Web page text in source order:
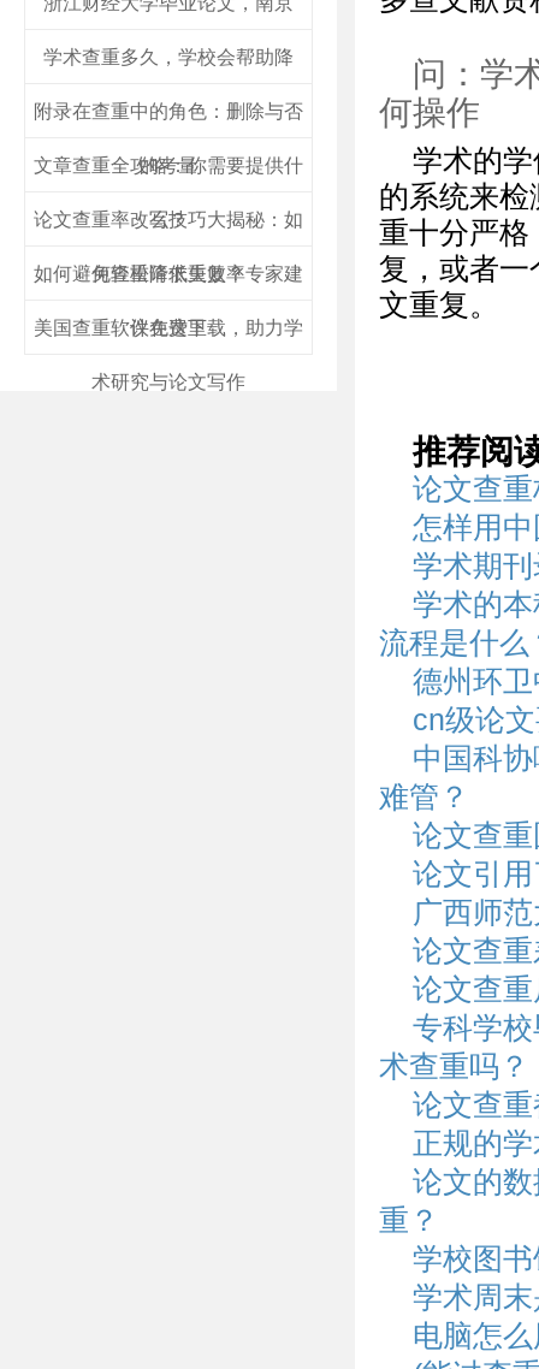
学术查重多久，学校会帮助降
附录在查重中的角色：删除与否
的考量
文章查重全攻略：你需要提供什
么？
论文查重率改写技巧大揭秘：如
何轻松降低重复率
如何避免查重请求失败？专家建
议在这里
美国查重软件免费下载，助力学
术研究与论文写作
问：学
何操作
学术的
的系统来
重十分严格
复，或者一
文重复。
推荐阅
论文查
怎样用
学术期
学术的
流程是什么
德州环
cn级论
中国科
难管？
论文查
论文引
广西师
论文查
论文查
专科学
术查重吗？
论文查
正规的
论文的
重？
学校图
学术周
电脑怎